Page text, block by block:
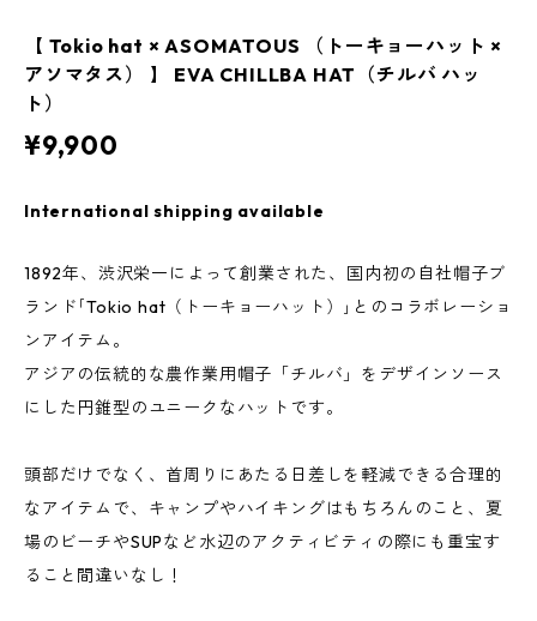
【 Tokio hat × ASOMATOUS （トーキョーハット ×
アソマタス） 】 EVA CHILLBA HAT（チルバ ハッ
ト）
¥9,900
International shipping available
1892年、渋沢栄一によって創業された、国内初の自社帽子ブ
ランド｢Tokio hat（トーキョーハット）｣とのコラボレーショ
ンアイテム。
アジアの伝統的な農作業用帽子「チルバ」をデザインソース
にした円錐型のユニークなハットです。
頭部だけでなく、首周りにあたる日差しを軽減できる合理的
なアイテムで、キャンプやハイキングはもちろんのこと、夏
場のビーチやSUPなど水辺のアクティビティの際にも重宝す
ること間違いなし！